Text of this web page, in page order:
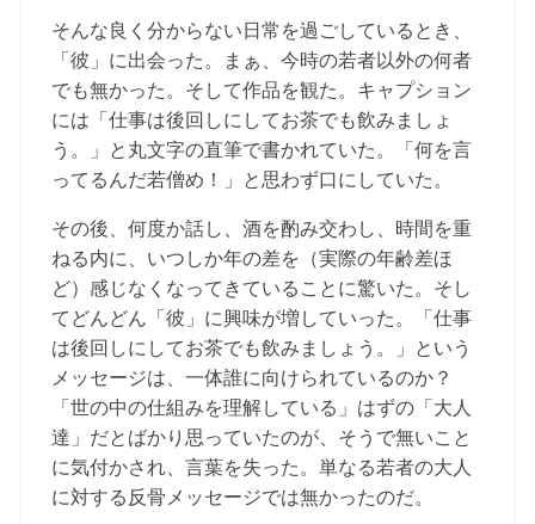
そんな良く分からない日常を過ごしているとき、
「彼」に出会った。まぁ、今時の若者以外の何者
でも無かった。そして作品を観た。キャプション
には「仕事は後回しにしてお茶でも飲みましょ
う。」と丸文字の直筆で書かれていた。「何を言
ってるんだ若僧め！」と思わず口にしていた。
その後、何度か話し、酒を酌み交わし、時間を重
ねる内に、いつしか年の差を（実際の年齢差ほ
ど）感じなくなってきていることに驚いた。そし
てどんどん「彼」に興味が増していった。「仕事
は後回しにしてお茶でも飲みましょう。」という
メッセージは、一体誰に向けられているのか？
「世の中の仕組みを理解している」はずの「大人
達」だとばかり思っていたのが、そうで無いこと
に気付かされ、言葉を失った。単なる若者の大人
に対する反骨メッセージでは無かったのだ。